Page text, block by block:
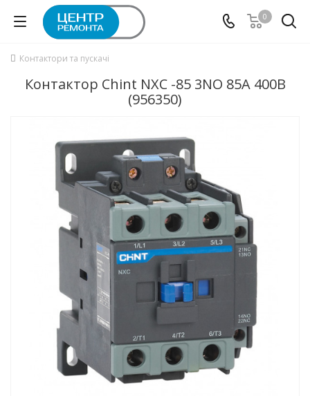
0
Контактори та пускачі
Контактор Chint NXC -85 3NO 85A 400В
(956350)